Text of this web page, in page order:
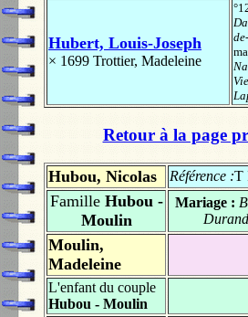
Hubert, Louis-Joseph
× 1699 Trottier, Madeleine
Retour à la page
Hubou, Nicolas Référence :T
FamilleHubou -
Moulin
Mariage :
Moulin,
Madeleine
L'enfant du couple
Hubou - Moulin